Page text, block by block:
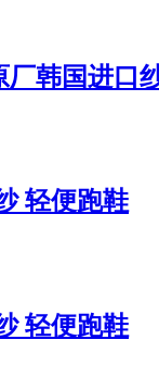
韩国进口
轻便跑鞋
轻便跑鞋